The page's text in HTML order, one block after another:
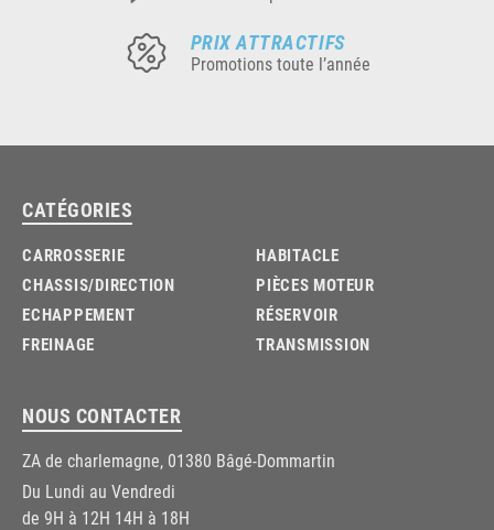
PRIX ATTRACTIFS
Promotions toute l’année
CATÉGORIES
CARROSSERIE
CHASSIS/DIRECTION
ECHAPPEMENT
FREINAGE
HABITACLE
PIÈCES MOTEUR
RÉSERVOIR
TRANSMISSION
NOUS CONTACTER
ZA de charlemagne, 01380 Bâgé-Dommartin
Du Lundi au Vendredi
de 9H à 12H 14H à 18H